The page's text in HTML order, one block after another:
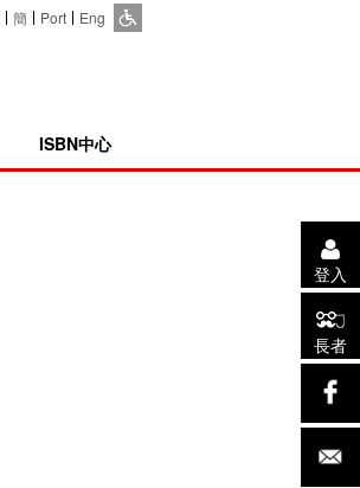
簡 Port Eng
ISBN中心
登入
長者